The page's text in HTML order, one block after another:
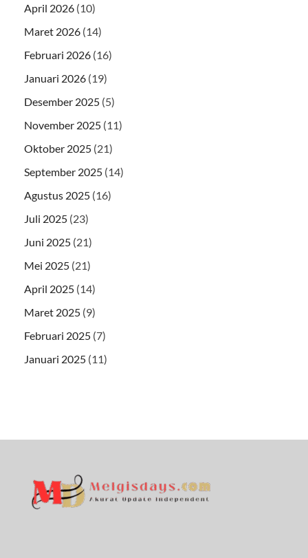
April 2026 (10)
Maret 2026 (14)
Februari 2026 (16)
Januari 2026 (19)
Desember 2025 (5)
November 2025 (11)
Oktober 2025 (21)
September 2025 (14)
Agustus 2025 (16)
Juli 2025 (23)
Juni 2025 (21)
Mei 2025 (21)
April 2025 (14)
Maret 2025 (9)
Februari 2025 (7)
Januari 2025 (11)